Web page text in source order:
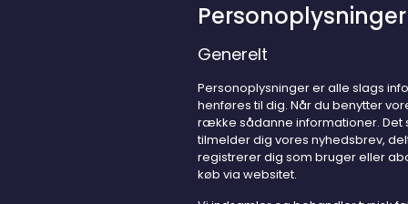
Personoplysninger
Generelt
Personoplysninger er alle slags
henføres til dig. Når du benytter
række sådanne informationer. Det
tilmelder dig vores nyhedsbrev,
registrerer dig som bruger eller
køb via websitet.